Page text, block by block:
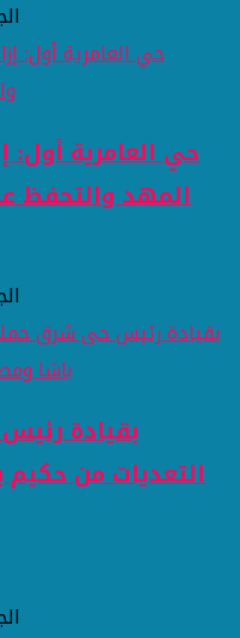
المهد والتحفظ
بقيادة
التعديات من